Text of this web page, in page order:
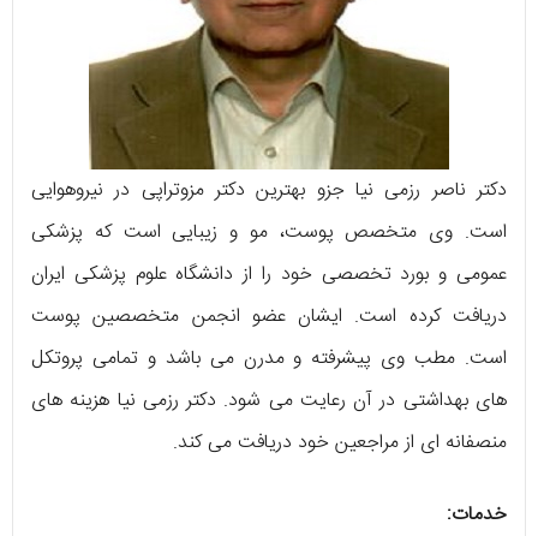
دکتر ناصر رزمی نیا جزو بهترین دکتر مزوتراپی در نیروهوایی
است. وی متخصص پوست، مو و زیبایی است که پزشکی
عمومی و بورد تخصصی خود را از دانشگاه علوم پزشکی ایران
دریافت کرده است. ایشان عضو انجمن متخصصین پوست
است. مطب وی پیشرفته و مدرن می باشد و تمامی پروتکل
های بهداشتی در آن رعایت می شود. دکتر رزمی نیا هزینه های
منصفانه ای از مراجعین خود دریافت می کند.
خدمات: